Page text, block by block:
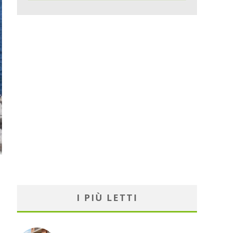
I PIÙ LETTI